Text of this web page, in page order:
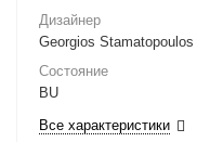
Дизайнер
Georgios Stamatopoulos
Состояние
BU
Все характеристики